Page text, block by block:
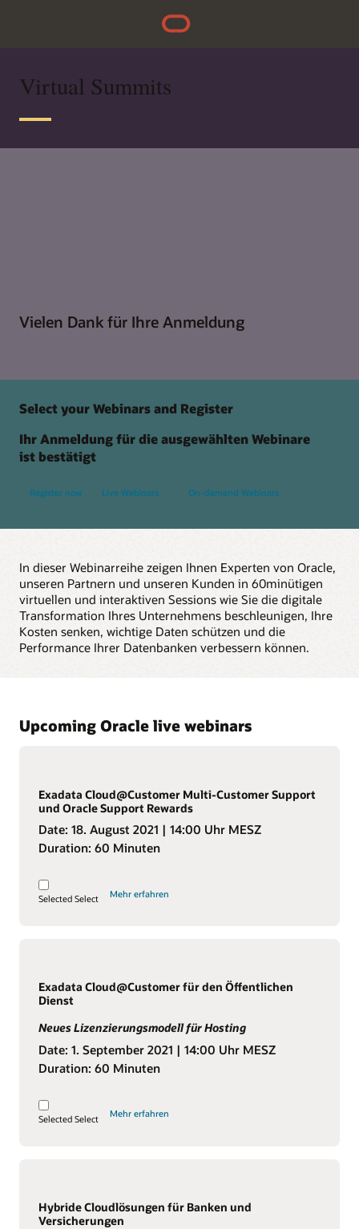
Virtual Summits
Vielen Dank für Ihre Anmeldung
Select your Webinars and Register
Ihr Anmeldung für die ausgewählten Webinare
ist bestätigt
Register now Live Webinars On-demand Webinars
In dieser Webinarreihe zeigen Ihnen Experten von Oracle,
unseren Partnern und unseren Kunden in 60minütigen
virtuellen und interaktiven Sessions wie Sie die digitale
Transformation Ihres Unternehmens beschleunigen, Ihre
Kosten senken, wichtige Daten schützen und die
Performance Ihrer Datenbanken verbessern können.
Upcoming Oracle live webinars
Exadata Cloud@Customer Multi-Customer Support
und Oracle Support Rewards
Date: 18. August 2021 | 14:00 Uhr MESZ
Duration: 60 Minuten
Selected Select Mehr erfahren
Exadata Cloud@Customer für den Öffentlichen
Dienst
Neues Lizenzierungsmodell für Hosting
Date: 1. September 2021 | 14:00 Uhr MESZ
Duration: 60 Minuten
Selected Select Mehr erfahren
Hybride Cloudlösungen für Banken und
Versicherungen